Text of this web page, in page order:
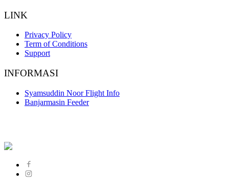
LINK
Privacy Policy
Term of Conditions
Support
INFORMASI
Syamsuddin Noor Flight Info
Banjarmasin Feeder